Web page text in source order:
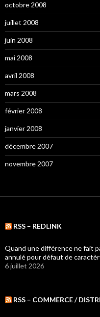
octobre 2008
juillet 2008
juin 2008
mai 2008
avril 2008
mars 2008
février 2008
janvier 2008
décembre 2007
novembre 2007
RSS – REDLINK
Quand une différence ne fait
annulé pour défaut de
6 juillet 2026
RSS – COMMERCE /